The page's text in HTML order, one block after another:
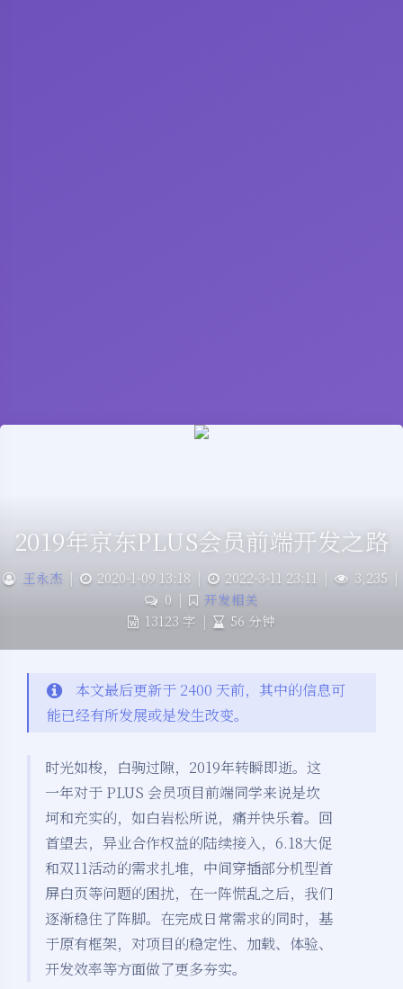
2019年京东PLUS会员前端开发之路
王永杰 | 2020-1-09 13:18 | 2022-3-11 23:11 | 3,235 |
0 |
开发相关
13123 字 | 56 分钟
本文最后更新于 2400 天前，其中的信息可
能已经有所发展或是发生改变。
时光如梭，白驹过隙，2019年转瞬即逝。这
一年对于 PLUS 会员项目前端同学来说是坎
坷和充实的，如白岩松所说，痛并快乐着。回
首望去，异业合作权益的陆续接入，6.18大促
和双11活动的需求扎堆，中间穿插部分机型首
屏白页等问题的困扰，在一阵慌乱之后，我们
逐渐稳住了阵脚。在完成日常需求的同时，基
于原有框架，对项目的稳定性、加载、体验、
开发效率等方面做了更多夯实。